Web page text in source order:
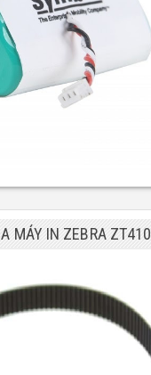
MÁY IN ZEBRA ZT410